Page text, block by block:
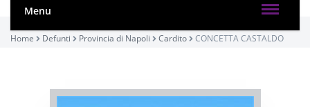
Menu
Home Defunti Provincia di Napoli Cardito CONCETTA CASTALDO
Cardito, PARROCCHIA SAN BIAGIO